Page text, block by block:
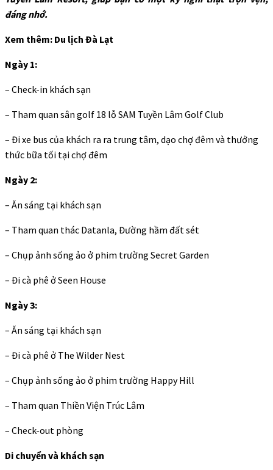
đáng nhớ.
Xem thêm: Du lịch Đà Lạt
Ngày 1:
– Check-in khách sạn
– Tham quan sân golf 18 lỗ SAM Tuyền Lâm Golf Club
– Đi xe bus của khách ra ra trung tâm, dạo chợ đêm và thưởng
thức bữa tối tại chợ đêm
Ngày 2:
– Ăn sáng tại khách sạn
– Tham quan thác Datanla, Đường hầm đất sét
– Chụp ảnh sống ảo ở phim trường Secret Garden
– Đi cà phê ở Seen House
Ngày 3:
– Ăn sáng tại khách sạn
– Đi cà phê ở The Wilder Nest
– Chụp ảnh sống ảo ở phim trường Happy Hill
– Tham quan Thiền Viện Trúc Lâm
– Check-out phòng
Di chuyển và khách sạn